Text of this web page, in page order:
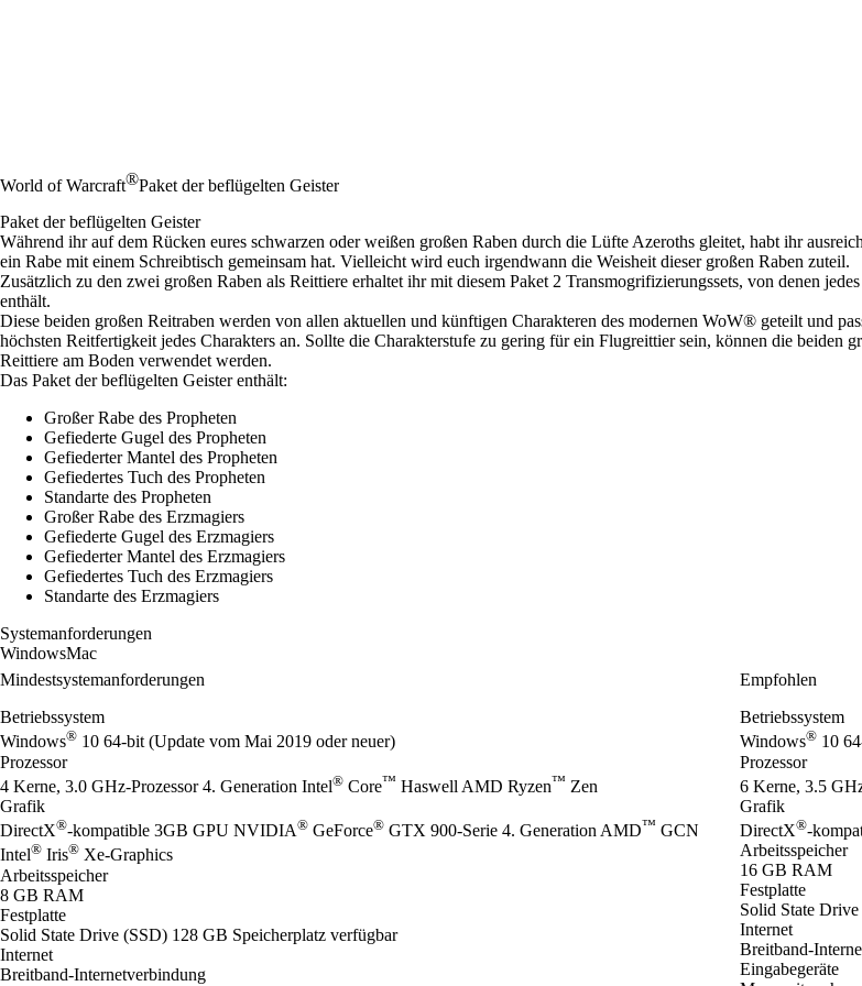
World of Warcraft®Paket der beflügelten Geister
Paket der beflügelten Geister
Während ihr auf dem Rücken eures schwarzen oder weißen großen Raben durch die Lüfte Azeroths gleitet, habt ihr
ein Rabe mit einem Schreibtisch gemeinsam hat. Vielleicht wird euch irgendwann die Weisheit dieser großen Raben zuteil.
Zusätzlich zu den zwei großen Raben als Reittiere erhaltet ihr mit diesem Paket 2 Transmogrifizierungssets, von denen
enthält.
Diese beiden großen Reitraben werden von allen aktuellen und künftigen Charakteren des modernen WoW® geteilt und
höchsten Reitfertigkeit jedes Charakters an. Sollte die Charakterstufe zu gering für ein Flugreittier sein, können die beiden
Reittiere am Boden verwendet werden.
Das Paket der beflügelten Geister enthält:
Großer Rabe des Propheten
Gefiederte Gugel des Propheten
Gefiederter Mantel des Propheten
Gefiedertes Tuch des Propheten
Standarte des Propheten
Großer Rabe des Erzmagiers
Gefiederte Gugel des Erzmagiers
Gefiederter Mantel des Erzmagiers
Gefiedertes Tuch des Erzmagiers
Standarte des Erzmagiers
Systemanforderungen
WindowsMac
Mindestsystemanforderungen
Betriebssystem
Windows® 10 64-bit (Update vom Mai 2019 oder neuer)
Prozessor
4 Kerne, 3.0 GHz-Prozessor 4. Generation Intel® Core™ Haswell AMD Ryzen™ Zen
Grafik
DirectX®-kompatible 3GB GPU NVIDIA® GeForce® GTX 900-Serie 4. Generation AMD™ GCN
Intel® Iris® Xe-Graphics
Arbeitsspeicher
8 GB RAM
Festplatte
Solid State Drive (SSD) 128 GB Speicherplatz verfügbar
Internet
Breitband-Internetverbindung
Empfohlen
Betriebssystem
Windows® 10
Prozessor
6 Kerne, 3.5
Grafik
DirectX®-
Arbeitsspeicher
16 GB RAM
Festplatte
Solid State
Internet
Breitband-
Eingabegeräte